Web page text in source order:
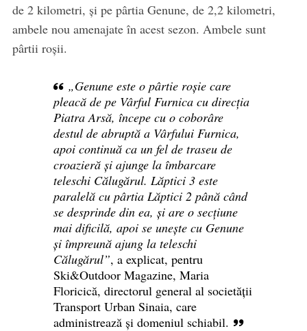
de 2 kilometri, și pe pârtia Genune, de 2,2 kilometri,
ambele nou amenajate în acest sezon. Ambele sunt
pârtii roșii.
„Genune este o pârtie roșie care
pleacă de pe Vârful Furnica cu direcția
Piatra Arsă, începe cu o coborâre
destul de abruptă a Vârfului Furnica,
apoi continuă ca un fel de traseu de
croazieră și ajunge la îmbarcare
teleschi Călugărul. Lăptici 3 este
paralelă cu pârtia Lăptici 2 până când
se desprinde din ea, și are o secțiune
mai dificilă, apoi se unește cu Genune
și împreună ajung la teleschi
Călugărul”, a explicat, pentru
Ski&Outdoor Magazine, Maria
Floricică, directorul general al societății
Transport Urban Sinaia, care
administrează și domeniul schiabil.